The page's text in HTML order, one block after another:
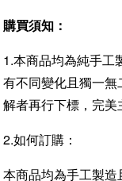
購買須知：
1.本商品均為純手工
有不同變化且獨一
解者再行下標，完美
2.如何訂購：
本商品均為手工製